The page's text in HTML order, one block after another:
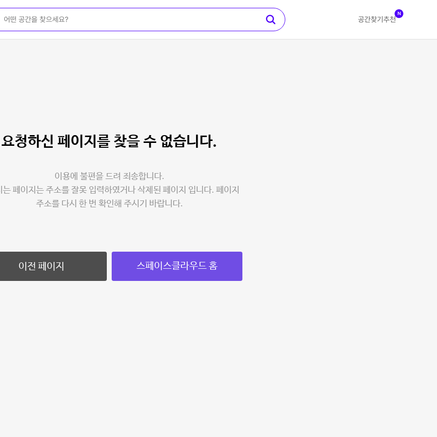
공간찾기 추천
N
요청하신 페이지를 찾을 수 없습니다.
이용에 불편을 드려 죄송합니다.
는 페이지는 주소를 잘못 입력하였거나 삭제된 페이지 입니다. 페이지
주소를 다시 한 번 확인해 주시기 바랍니다.
이전 페이지 스페이스클라우드 홈